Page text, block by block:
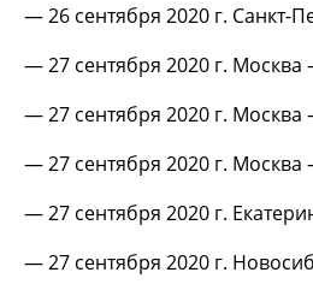
— 26 сентября 2020 г. Санкт-
— 27 сентября 2020 г.
— 27 сентября 2020 г.
— 27 сентября 2020 г.
— 27 сентября 2020 г.
— 27 сентября 2020 г.